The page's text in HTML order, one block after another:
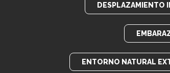
DESPLAZAMIENTO
ENTORNO NATURAL